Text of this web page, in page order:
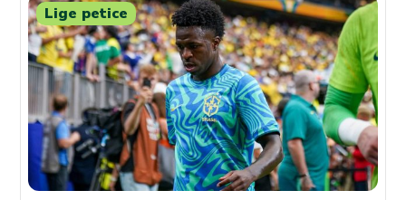
Lige petice